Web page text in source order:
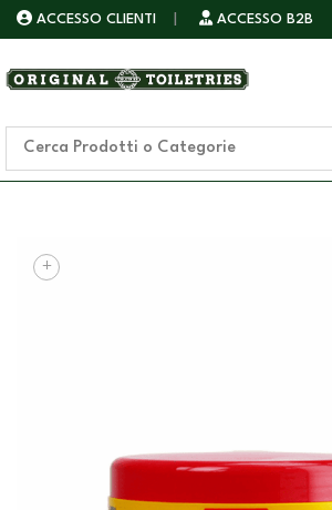
ACCESSO CLIENTI ACCESSO B2B
+